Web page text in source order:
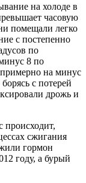
на холоде в
часовую
помещали легко
с постепенно
по
8 по
на минус
с потерей
дрожь и
происходит,
сжигания
гормон
году, а бурый